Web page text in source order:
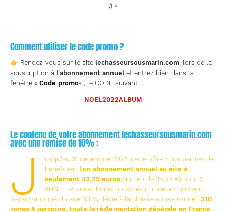
!) »
Comment utiliser le code promo ?
👉 Rendez-vous sur le site lechasseursousmarin.com, lors de la
souscription à l’abonnement annuel et entrez bien dans la
fenêtre « Code promo« , le CODE suivant :
NOEL2022ALBUM
Le contenu de votre abonnement lechasseursousmarin.com
avec une remise de 10% :
J
usqu’au 31 décembre 2022, cette offre vous permet de
bénéficier d’un abonnement annuel au site à
seulement 32,29 euros(au lieu de 35,88 €) pour 1
ANNEE et vous donne un accès illimité au contenu
payant/abonné du site 100% dédié à la chasse sous-marine : 310
zones & parcours, toute la réglementation générale en France